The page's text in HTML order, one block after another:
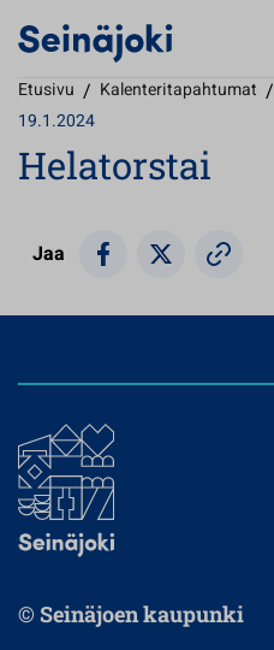
Etusivu / Kalenteritapahtumat /
19.1.2024
Helatorstai
Jaa
© Seinäjoen kaupunki